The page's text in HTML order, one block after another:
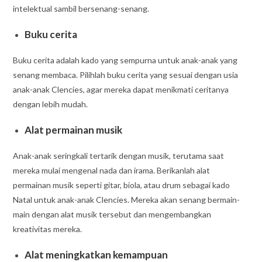
intelektual sambil bersenang-senang.
Buku cerita
Buku cerita adalah kado yang sempurna untuk anak-anak yang
senang membaca. Pilihlah buku cerita yang sesuai dengan usia
anak-anak Clencies, agar mereka dapat menikmati ceritanya
dengan lebih mudah.
Alat permainan musik
Anak-anak seringkali tertarik dengan musik, terutama saat
mereka mulai mengenal nada dan irama. Berikanlah alat
permainan musik seperti gitar, biola, atau drum sebagai kado
Natal untuk anak-anak Clencies. Mereka akan senang bermain-
main dengan alat musik tersebut dan mengembangkan
kreativitas mereka.
Alat meningkatkan kemampuan